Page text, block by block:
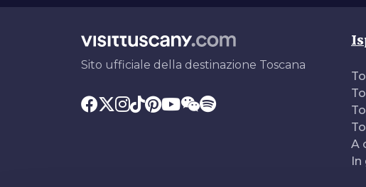
Sito ufficiale della destinazione Toscana
A
In